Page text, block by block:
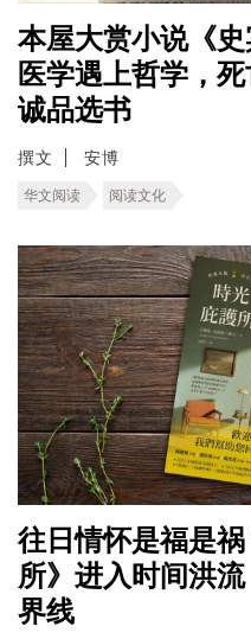
本屋大赏小说《
医学遇上哲学，死
诚品选书
撰文 安博
华文阅读 阅读文化
往日情怀是福是
所》进入时间洪
界线